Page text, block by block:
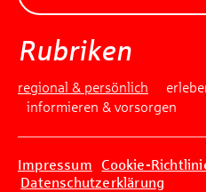
Rubriken
regional & persönlich
informieren & vorsorgen
Impressum Cookie-
Datenschutzerklärung